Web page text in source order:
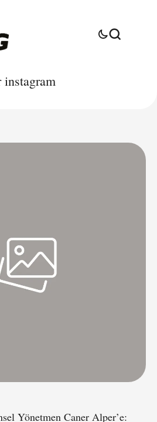
instagram
Yönetmen Caner Alper’e: